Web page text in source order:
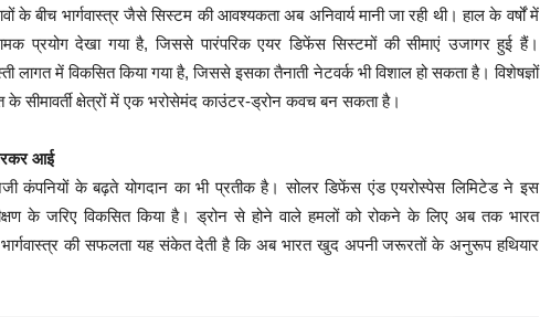
के बीच भार्गवास्त्र जैसे सिस्टम की आवश्यकता अब अनिवार्य मानी जा रही थी। हाल के वर्षों में
प्रयोग देखा गया है, जिससे पारंपरिक एयर डिफेंस सिस्टमों की सीमाएं उजागर हुई हैं।
लागत में विकसित किया गया है, जिससे इसका तैनाती नेटवर्क भी विशाल हो सकता है। विशेषज्ञों
के सीमावर्ती क्षेत्रों में एक भरोसेमंद काउंटर-ड्रोन कवच बन सकता है।
आई
कंपनियों के बढ़ते योगदान का भी प्रतीक है। सोलर डिफेंस एंड एयरोस्पेस लिमिटेड ने इस
के जरिए विकसित किया है। ड्रोन से होने वाले हमलों को रोकने के लिए अब तक भारत
भार्गवास्त्र की सफलता यह संकेत देती है कि अब भारत खुद अपनी जरूरतों के अनुरूप हथियार